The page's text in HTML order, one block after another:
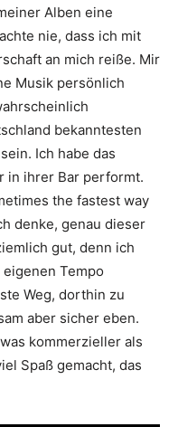
Alben eine
nie, dass ich mit
an mich reiße. Mir
Musik persönlich
bekanntesten
Ich habe das
in ihrer Bar performt.
the fastest way
denke, genau dieser
gut, denn ich
Tempo
Weg, dorthin zu
aber sicher eben.
kommerzieller als
Spaß gemacht, das